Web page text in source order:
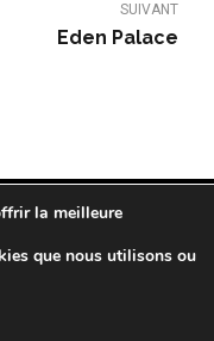
SUIVANT
Eden Palace
|Mentions légales
la meilleure
que nous utilisons ou